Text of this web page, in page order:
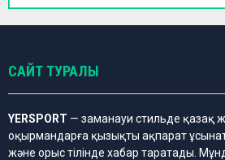
САЙТ ТУРАЛЫ
YERSPORT — заманауи стильде қазақ
оқырмандарға қызықты ақпарат
және орыс тілінде хабар таратады.